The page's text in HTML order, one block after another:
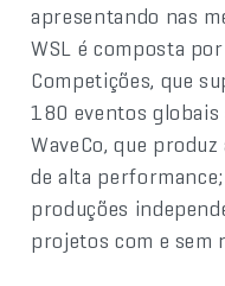
apresentando nas
WSL é composta
Competições, que
180 eventos globais
WaveCo, que
de alta
produções
projetos com e sem